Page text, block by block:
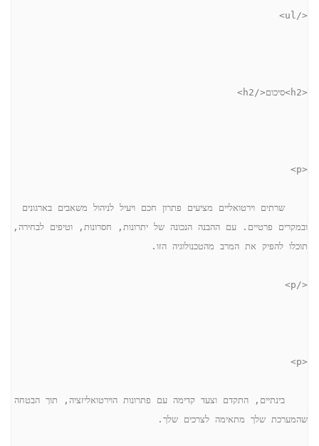
</ul>
<h2>סיכום</h2>
<p>
תוכלו להפיק את המרב מהטכנולוגיה הזו.
</p>
<p>
שהמערכת שלך מתאימה לצרכים שלך.